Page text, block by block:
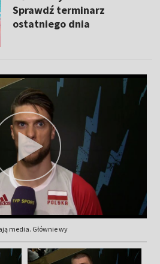
Sprawdź terminarz
ostatniego dnia
media. Głównie wy